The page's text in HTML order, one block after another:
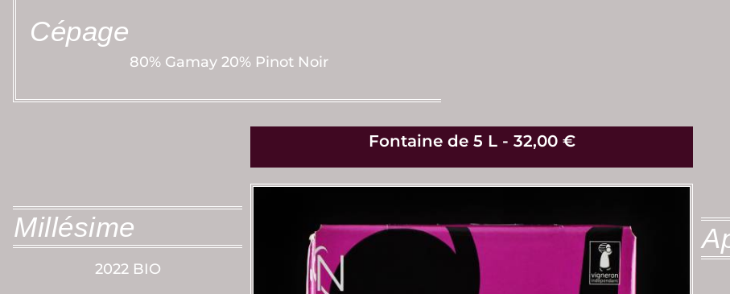
Cépage
80% Gamay 20% Pinot Noir
Millésime
2022 BIO
Fontaine de 5 L - 32,00 €